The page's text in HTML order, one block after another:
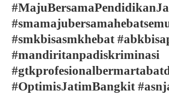
#smkbisasmkhebat
#mandiritanpadiskriminasi
#OptimisJatimBangkit